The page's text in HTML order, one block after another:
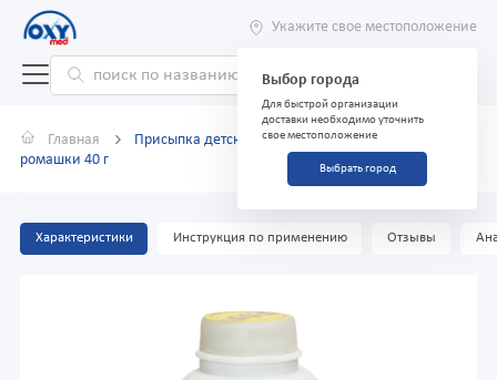
Укажите свое местоположение
Выбор города
Для быстрой организации
доставки необходимо уточнить
свое местоположение
Выбрать город
Главная
Присыпка детская "Маша и Медведь" цветки
ромашки 40 г
Характеристики Инструкция по применению Отзывы